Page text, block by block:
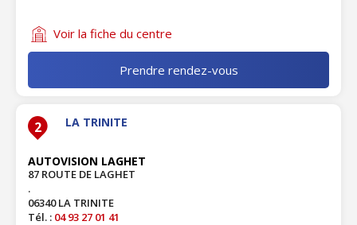
Voir la fiche du centre
Prendre rendez-vous
2 LA TRINITE
AUTOVISION LAGHET
87 ROUTE DE LAGHET
.
06340 LA TRINITE
Tél. : 04 93 27 01 41